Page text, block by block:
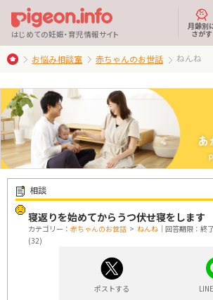
はじめての妊娠・育児情報サイト
月齢別
さがす
お悩み相談室 赤ちゃんのお世話 ねんね
相談
寝返りを始めてからうつ伏せ寝をします
カテゴリー： 赤ちゃんのお世話 > ねんね ｜回答期限：
(32)
ポストする